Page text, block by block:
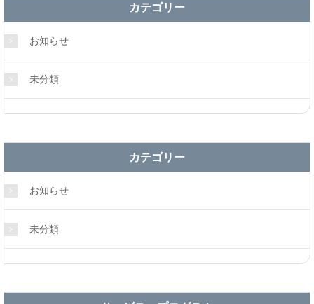
カテゴリー
お知らせ
未分類
カテゴリー
お知らせ
未分類